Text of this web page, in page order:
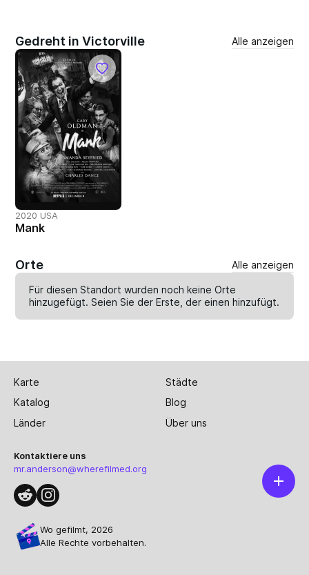
Gedreht in Victorville Alle anzeigen
2020 USA
Mank
Orte Alle anzeigen
Für diesen Standort wurden noch keine Orte
hinzugefügt. Seien Sie der Erste, der einenhinzufügt.
Karte
Städte
Katalog
Blog
Länder
Über uns
Kontaktiere uns
mr.anderson@wherefilmed.org
Wo gefilmt, 2026
Alle Rechte vorbehalten.